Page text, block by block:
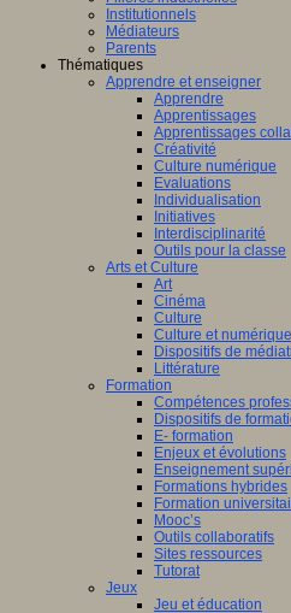
Institutionnels
Médiateurs
Parents
Thématiques
Apprendre et enseigner
Apprendre
Apprentissages
Apprentissages
Créativité
Culture numérique
Evaluations
Individualisation
Initiatives
Interdisciplinarité
Outils pour la classe
Arts et Culture
Art
Cinéma
Culture
Culture et numérique
Dispositifs de
Littérature
Formation
Compétences
Dispositifs de
E- formation
Enjeux et évolutions
Enseignement
Formations hybrides
Formation
Mooc’s
Outils collaboratifs
Sites ressources
Tutorat
Jeux
Jeu et éducation